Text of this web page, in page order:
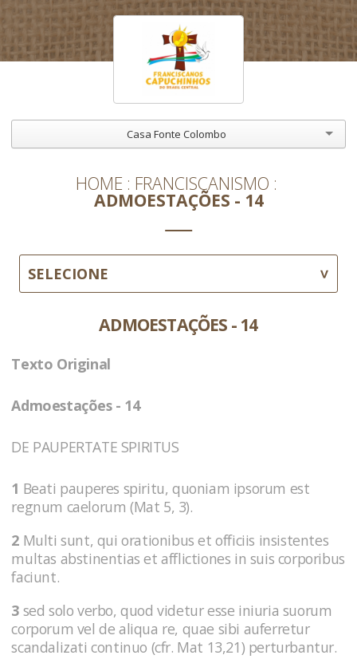
Casa Fonte Colombo
HOME FRANCISCANISMO
ADMOESTAÇÕES - 14
SELECIONE
ADMOESTAÇÕES - 14
Texto Original
Admoestações - 14
DE PAUPERTATE SPIRITUS
1 Beati pauperes spiritu, quoniam ipsorum est
regnum caelorum (Mat 5, 3).
2 Multi sunt, qui orationibus et officiis insistentes
multas abstinentias et afflictiones in suis corporibus
faciunt.
3 sed solo verbo, quod videtur esse iniuria suorum
corporum vel de aliqua re, quae sibi auferretur
scandalizati continuo (cfr. Mat 13,21) perturbantur.